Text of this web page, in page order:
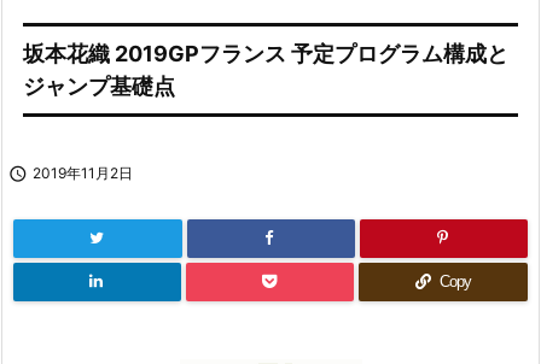
坂本花織 2019GPフランス 予定プログラム構成と
ジャンプ基礎点
 2019年11月2日
Copy